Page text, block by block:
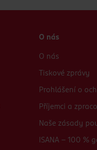
O nás
O nás
Tiskové zprávy
Prohlášení o
Příjemci a
Naše zásady
ISANA - 100 %